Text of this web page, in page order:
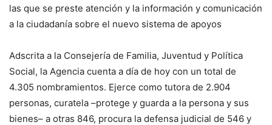
las que se preste atención y la información y comunicación
a la ciudadanía sobre el nuevo sistema de apoyos
Adscrita a la Consejería de Familia, Juventud y Política
Social, la Agencia cuenta a día de hoy con un total de
4.305 nombramientos. Ejerce como tutora de 2.904
personas, curatela –protege y guarda a la persona y sus
bienes– a otras 846, procura la defensa judicial de 546 y